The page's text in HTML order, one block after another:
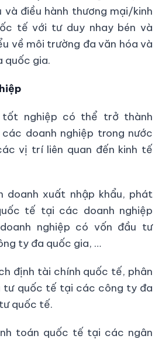
và điều hành thương mại/kinh
tế với tư duy nhay bén và
về môi trường đa văn hóa và
quốc gia.
tốt nghiệp có thể trở thành
doanh nghiệp trong nước
vị trí liên quan đến kinh tế
doanh xuất nhập khẩu, phát
tế tại các doanh nghiệp
nghiệp có vốn đầu tư
ty đa quốc gia, …
định tài chính quốc tế, phân
tư quốc tế tại các công ty đa
quốc tế.
toán quốc tế tại các ngân